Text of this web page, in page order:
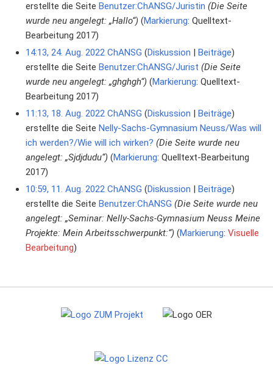
erstellte die Seite Benutzer:ChANSG/Juristin (Die Seite
wurde neu angelegt: „Hallo“) Markierung: Quelltext-
Bearbeitung 2017
14:13, 24. Aug. 2022 ChANSG Diskussion
Beiträge
erstellte die Seite Benutzer:ChANSG/Jurist (Die Seite
wurde neu angelegt: „ghghgh“) Markierung: Quelltext-
Bearbeitung 2017
11:13, 18. Aug. 2022 ChANSG Diskussion
Beiträge
erstellte die Seite Nelly-Sachs-Gymnasium Neuss/Was will
ich werden?/Wie will ich wirken? (Die Seite wurde neu
angelegt: „Sjdjdudu“) Markierung: Quelltext-Bearbeitung
2017
10:59, 11. Aug. 2022 ChANSG Diskussion
Beiträge
erstellte die Seite Benutzer:ChANSG (Die Seite wurde neu
angelegt: „Seminar: Nelly-Sachs-Gymnasium Neuss Meine
Projekte: Mein Arbeitsschwerpunkt:“) Markierung: Visuelle
Bearbeitung